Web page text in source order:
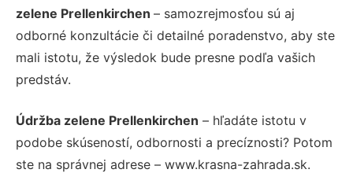
zelene Prellenkirchen – samozrejmosťou sú aj
odborné konzultácie či detailné poradenstvo, aby ste
mali istotu, že výsledok bude presne podľa vašich
predstáv.
Údržba zelene Prellenkirchen – hľadáte istotu v
podobe skúseností, odbornosti a precíznosti? Potom
ste na správnej adrese – www.krasna-zahrada.sk.